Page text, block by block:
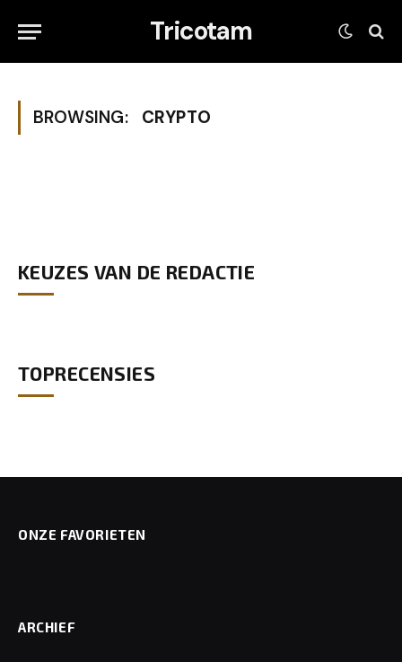
Tricotam
BROWSING: CRYPTO
KEUZES VAN DE REDACTIE
TOPRECENSIES
ONZE FAVORIETEN
ARCHIEF